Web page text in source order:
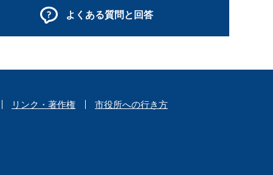
よくある質問と回答
リンク・著作権 市役所への行き方